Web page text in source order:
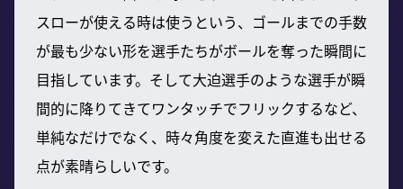
スローが使える時は使うという、ゴールまでの手数
が最も少ない形を選手たちがボールを奪った瞬間に
目指しています。そして大迫選手のような選手が瞬
間的に降りてきてワンタッチでフリックするなど、
単純なだけでなく、時々角度を変えた直進も出せる
点が素晴らしいです。